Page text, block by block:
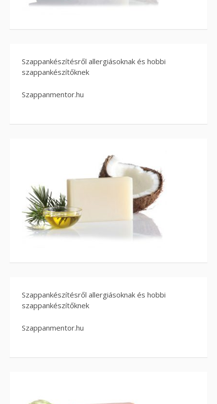
Szappankészítésről allergiásoknak és hobbi
szappankészítőknek
Szappanmentor.hu
Szappankészítésről allergiásoknak és hobbi
szappankészítőknek
Szappanmentor.hu